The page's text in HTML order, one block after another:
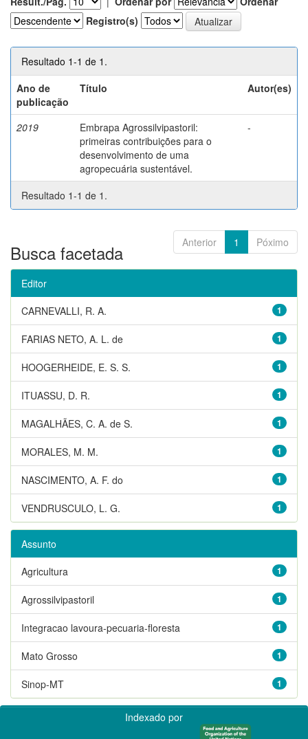
Registro(s)
Resultado 1-1 de 1.
Ano de
publicação
Título Autor(es)
2019
Embrapa Agrossilvipastoril:
primeiras contribuições para o
desenvolvimento de uma
agropecuária sustentável.
-
Resultado 1-1 de 1.
Anterior 1 Póximo
Busca facetada
Editor
1
CARNEVALLI, R. A.
1
FARIAS NETO, A. L. de
1
HOOGERHEIDE, E. S. S.
1
ITUASSU, D. R.
1
MAGALHÃES, C. A. de S.
1
MORALES, M. M.
1
NASCIMENTO, A. F. do
1
VENDRUSCULO, L. G.
Assunto
1
Agricultura
1
Agrossilvipastoril
1
Integracao lavoura-pecuaria-floresta
1
Mato Grosso
1
Sinop-MT
Indexado por